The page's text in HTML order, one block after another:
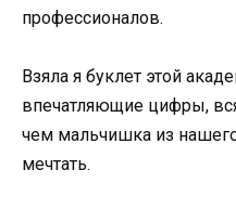
профессионалов.
Взяла я буклет этой
впечатляющие цифры,
чем мальчишка из
мечтать.